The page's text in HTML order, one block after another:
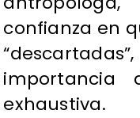
confianza en
importancia
exhaustiva.